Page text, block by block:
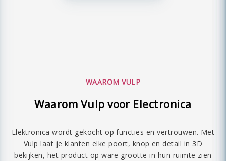
WAAROM VULP
Waarom Vulp voor Electronica
Elektronica wordt gekocht op functies en vertrouwen. Met
Vulp laat je klanten elke poort, knop en detail in 3D
bekijken, het product op ware grootte in hun ruimte zien